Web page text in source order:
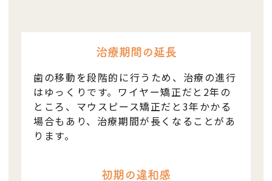
治療期間の延長
歯の移動を段階的に行うため、治療の進行
はゆっくりです。ワイヤー矯正だと2年の
ところ、マウスピース矯正だと3年かかる
場合もあり、治療期間が長くなることがあ
ります。
初期の違和感